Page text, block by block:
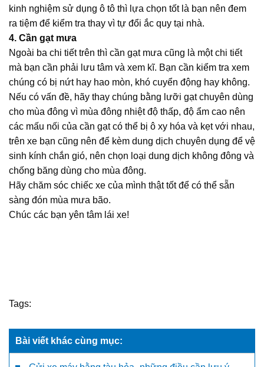
kinh nghiệm sử dụng ô tô thì lựa chọn tốt là bạn nên đem
ra tiệm để kiểm tra thay vì tự đổi ắc quy tại nhà.
4. Cần gạt mưa
Ngoài ba chi tiết trên thì cần gạt mưa cũng là một chi tiết
mà bạn cần phải lưu tâm và xem kĩ. Bạn cần kiểm tra xem
chúng có bị nứt hay hao mòn, khó cuyển động hay không.
Nếu có vấn đề, hãy thay chúng bằng lưỡi gạt chuyên dùng
cho mùa đông vì mùa đông nhiệt độ thấp, độ ẩm cao nên
các mấu nối của cần gạt có thể bị ô xy hóa và kẹt với nhau,
trên xe bạn cũng nên để kèm dung dịch chuyên dụng để vệ
sinh kính chắn gió, nên chọn loại dung dịch không đông và
chống băng dùng cho mùa đông.
Hãy chăm sóc chiếc xe của mình thật tốt để có thể sẵn
sàng đón mùa mưa bão.
Chúc các bạn yên tâm lái xe!
Tags:
Bài viết khác cùng mục: